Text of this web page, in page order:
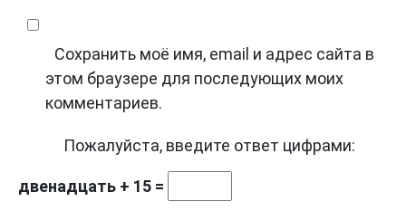
Сохранить моё имя, email и адрес сайта в
этом браузере для последующих моих
комментариев.
Пожалуйста, введите ответ цифрами:
двенадцать + 15 =